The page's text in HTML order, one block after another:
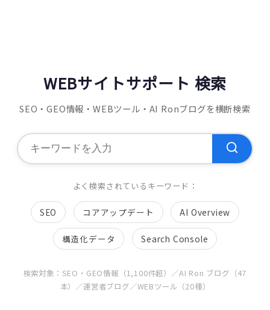
WEBサイトサポート 検索
SEO・GEO情報・WEBツール・AI Ronブログを横断検索
よく検索されているキーワード：
SEO コアアップデート AI Overview
構造化データ Search Console
検索対象：SEO・GEO情報（1,100件超）／AI Ron ブログ（47
本）／運営者ブログ／WEBツール（20種）